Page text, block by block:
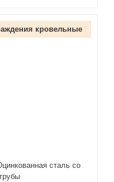
кровельные
сталь со